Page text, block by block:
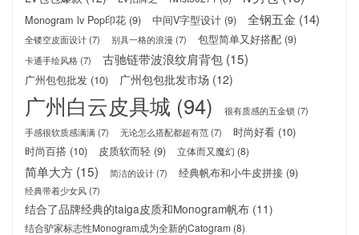
Monogram lv Pop印花 (9) 中间V字型设计 (9) 全钢五金 (14)
全镂空皮面设计(7) 别具一格的浪漫 (7) 包型简单又好搭配 (9)
卡通手绘风格(7) 古驰链带波浪纹肩背包 (15)
广州包包批发 (10) 广州包包批发市场 (12)
广州白云皮具城 (94) 很有质感的五金锁 (7)
手感很软质感满满(7) 无论怎么搭配都超有范(7) 时尚好看 (10)
时尚百搭 (10) 皮质软而轻 (9) 立体而又魔幻 (8)
简单大方 (15) 简洁的设计(7) 经典帆布和小牛皮拼接 (9)
经典带着少女风(7)
结合了品牌经典的taiga皮质和Monogram帆布 (11)
结合驴家标志性Monogram成为全新的Catogram (8)